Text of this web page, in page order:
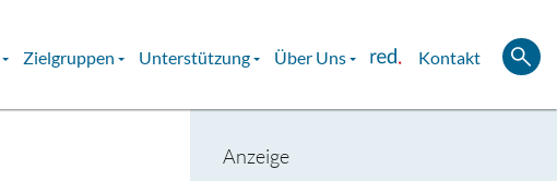
Zielgruppen Unterstützung Über Uns Kontakt
Anzeige